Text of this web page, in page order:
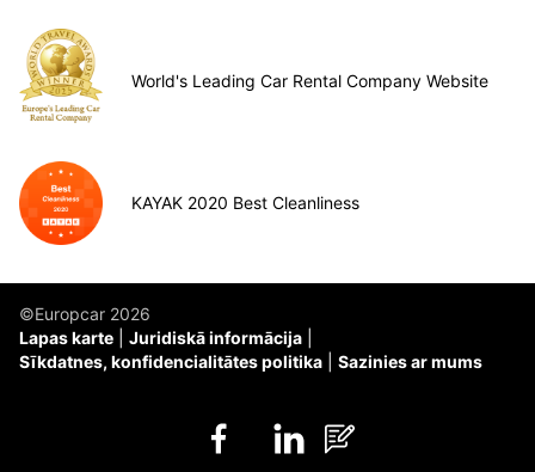
World's Leading Car Rental Company Website
KAYAK 2020 Best Cleanliness
©Europcar 2026
Lapas karte
Juridiskā informācija
Sīkdatnes, konfidencialitātes politika
Sazinies ar mums